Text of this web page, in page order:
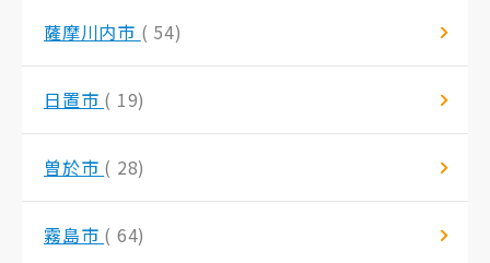
薩摩川内市 ( 54)
日置市 ( 19)
曽於市 ( 28)
霧島市 ( 64)